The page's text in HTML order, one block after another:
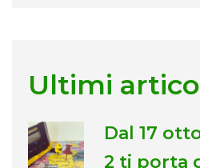
Ultimi
Dal 17
2 ti porta